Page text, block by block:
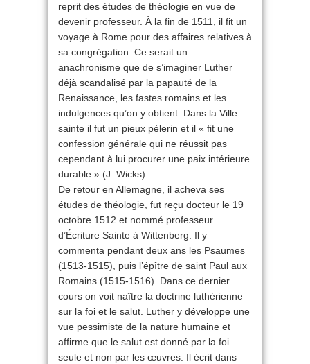
reprit des études de théologie en vue de
devenir professeur. À la fin de 1511, il fit un
voyage à Rome pour des affaires relatives à
sa congrégation. Ce serait un
anachronisme que de s’imaginer Luther
déjà scandalisé par la papauté de la
Renaissance, les fastes romains et les
indulgences qu’on y obtient. Dans la Ville
sainte il fut un pieux pèlerin et il « fit une
confession générale qui ne réussit pas
cependant à lui procurer une paix intérieure
durable » (J. Wicks).
De retour en Allemagne, il acheva ses
études de théologie, fut reçu docteur le 19
octobre 1512 et nommé professeur
d’Écriture Sainte à Wittenberg. Il y
commenta pendant deux ans les Psaumes
(1513-1515), puis l’épître de saint Paul aux
Romains (1515-1516). Dans ce dernier
cours on voit naître la doctrine luthérienne
sur la foi et le salut. Luther y développe une
vue pessimiste de la nature humaine et
affirme que le salut est donné par la foi
seule et non par les œuvres. Il écrit dans